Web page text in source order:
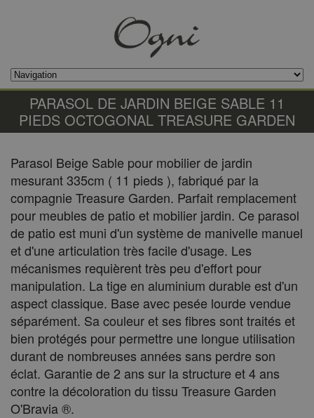
PARASOL DE JARDIN BEIGE SABLE 11
PIEDS OCTOGONAL TREASURE GARDEN
Parasol Beige Sable pour mobilier de jardin
mesurant 335cm ( 11 pieds ), fabriqué par la
compagnie Treasure Garden. Parfait remplacement
pour meubles de patio et mobilier jardin. Ce parasol
de patio est muni d'un système de manivelle manuel
et d'une articulation très facile d'usage. Les
mécanismes requièrent très peu d'effort pour
manipulation. La tige en aluminium durable est d'un
aspect classique. Base avec pesée lourde vendue
séparément. Sa couleur et ses fibres sont traités et
bien protégés pour permettre une longue utilisation
durant de nombreuses années sans perdre son
éclat. Garantie de 2 ans sur la structure et 4 ans
contre la décoloration du tissu Treasure Garden
O'Bravia ®. ​